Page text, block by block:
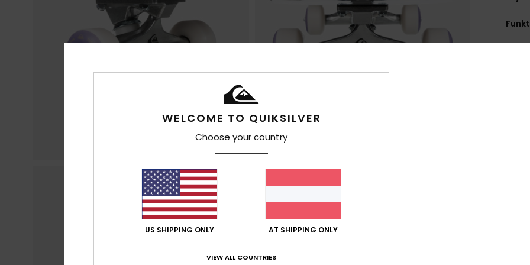
WELCOME TO QUIKSILVER
Choose your country
US SHIPPING ONLY AT SHIPPING ONLY
VIEW ALL COUNTRIES